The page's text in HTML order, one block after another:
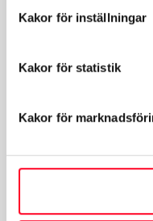
Kakor för inställningar
Kakor för statistik
Kakor för
Mån-Fre:
Avvikande
Alla helgons